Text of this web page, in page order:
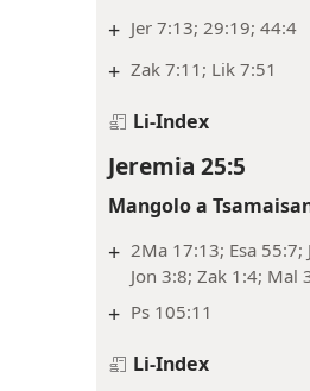
+ Jer 7:13; 29:19; 44:4
+ Zak 7:11; Lik 7:51
Li-Index
Jeremia 25:5
Mangolo a
+ 2Ma 17:13; Esa 55:7;
Jon 3:8; Zak 1:4; Mal
+ Ps 105:11
Li-Index